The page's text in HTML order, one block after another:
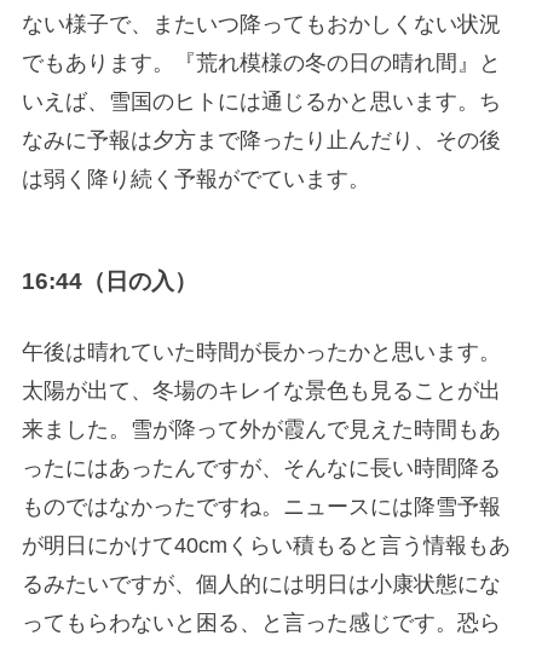
ない様子で、またいつ降ってもおかしくない状況
でもあります。『荒れ模様の冬の日の晴れ間』と
いえば、雪国のヒトには通じるかと思います。ち
なみに予報は夕方まで降ったり止んだり、その後
は弱く降り続く予報がでています。
16:44（日の入）
午後は晴れていた時間が長かったかと思います。
太陽が出て、冬場のキレイな景色も見ることが出
来ました。雪が降って外が霞んで見えた時間もあ
ったにはあったんですが、そんなに長い時間降る
ものではなかったですね。ニュースには降雪予報
が明日にかけて40cmくらい積もると言う情報もあ
るみたいですが、個人的には明日は小康状態にな
ってもらわないと困る、と言った感じです。恐ら